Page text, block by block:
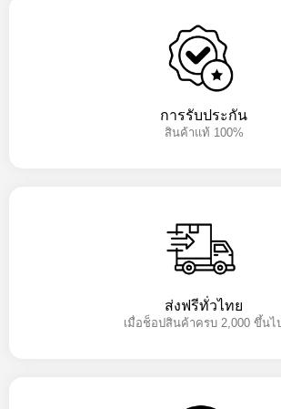
การรับประกัน
สินค้าแท้ 100%
ส่งฟรีทั่วไทย
เมื่อช็อปสินค้าครบ 2,000 ขึ้นไป